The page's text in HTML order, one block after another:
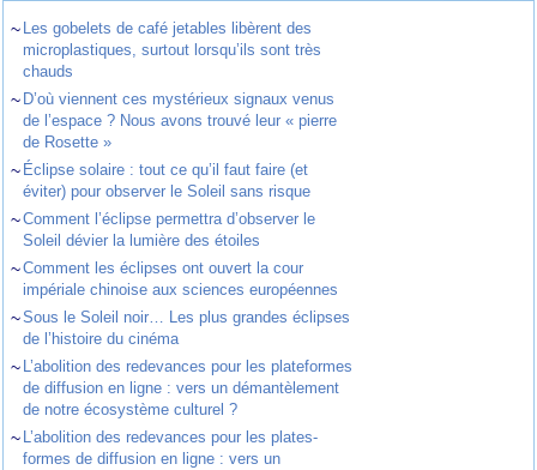
~ Les gobelets de café jetables libèrent des
microplastiques, surtout lorsqu’ils sont très
chauds
~ D’où viennent ces mystérieux signaux venus
de l’espace ? Nous avons trouvé leur « pierre
de Rosette »
~ Éclipse solaire : tout ce qu’il faut faire (et
éviter) pour observer le Soleil sans risque
~Comment l’éclipse permettra d’observer le
Soleil dévier la lumière des étoiles
~Comment les éclipses ont ouvert la cour
impériale chinoise aux sciences européennes
~Sous le Soleil noir… Les plus grandes éclipses
de l’histoire du cinéma
~ L’abolition des redevances pour les plateformes
de diffusion en ligne : vers un démantèlement
de notre écosystème culturel ?
~ L’abolition des redevances pour les plates-
formes de diffusion en ligne : vers un